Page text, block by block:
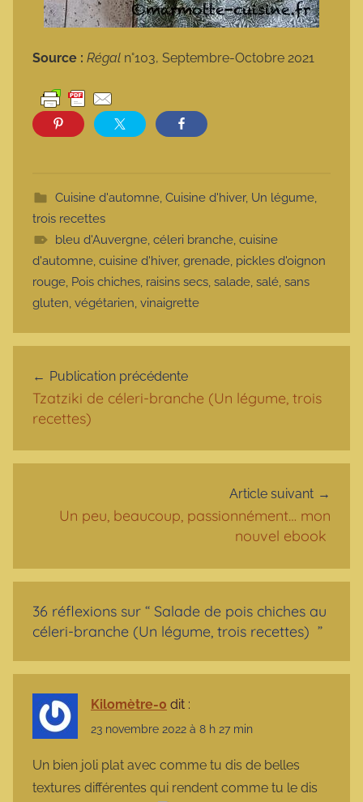
Source : Régal n°103, Septembre-Octobre 2021
Cuisine d'automne, Cuisine d'hiver, Un légume,
trois recettes
bleu d'Auvergne, céleri branche, cuisine
d'automne, cuisine d'hiver, grenade, pickles d'oignon
rouge, Pois chiches, raisins secs, salade, salé, sans
gluten, végétarien, vinaigrette
Publication précédente
Tzatziki de céleri-branche (Un légume, trois
recettes)
Article suivant
Un peu, beaucoup, passionnément… mon
nouvel ebook
36 réflexions sur “ Salade de pois chiches au
céleri-branche (Un légume, trois recettes) ”
Kilomètre-0 dit :
23 novembre 2022 à 8 h 27 min
Un bien joli plat avec comme tu dis de belles
textures différentes qui rendent comme tu le dis